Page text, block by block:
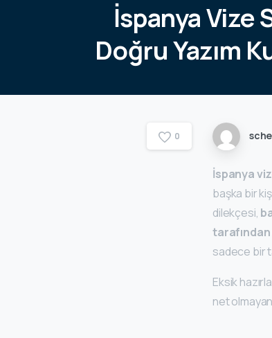
İspanyaVize
DoğruYazım
0
İspanya
başka bir
dilekçesi,
sadece bir
Eksik
net